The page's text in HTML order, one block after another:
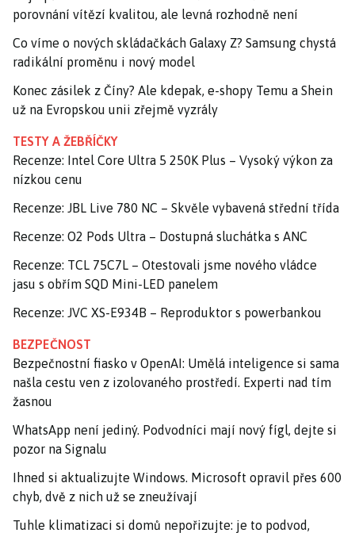
porovnání vítězí kvalitou, ale levná rozhodně není
Co víme o nových skládačkách Galaxy Z? Samsung chystá
radikální proměnu i nový model
Konec zásilek z Číny? Ale kdepak, e-shopy Temu a Shein
už na Evropskou unii zřejmě vyzrály
TESTY A ŽEBŘÍČKY
Recenze: Intel Core Ultra 5 250K Plus – Vysoký výkon za
nízkou cenu
Recenze: JBL Live 780 NC – Skvěle vybavená střední třída
Recenze: O2 Pods Ultra – Dostupná sluchátka s ANC
Recenze: TCL 75C7L – Otestovali jsme nového vládce
jasu s obřím SQD Mini-LED panelem
Recenze: JVC XS-E934B – Reproduktor s powerbankou
BEZPEČNOST
Bezpečnostní fiasko v OpenAI: Umělá inteligence si sama
našla cestu ven z izolovaného prostředí. Experti nad tím
žasnou
WhatsApp není jediný. Podvodníci mají nový fígl, dejte si
pozor na Signalu
Ihned si aktualizujte Windows. Microsoft opravil přes 600
chyb, dvě z nich už se zneužívají
Tuhle klimatizaci si domů nepořizujte: je to podvod,